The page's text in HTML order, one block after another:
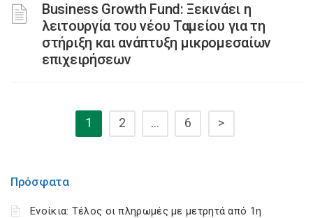
Business Growth Fund: Ξεκινάει η
λειτουργία του νέου Ταμείου για τη
στήριξη και ανάπτυξη μικρομεσαίων
επιχειρήσεων
1 2 … 6 >
Πρόσφατα
Ενοίκια: Τέλος οι πληρωμές με μετρητά από 1η